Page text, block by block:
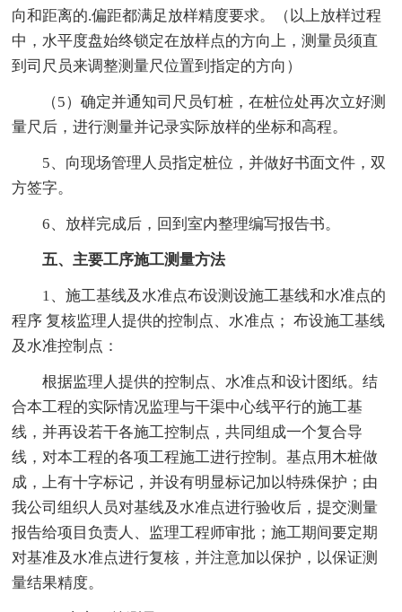
向和距离的.偏距都满足放样精度要求。（以上放样过程
中，水平度盘始终锁定在放样点的方向上，测量员须直
到司尺员来调整测量尺位置到指定的方向）
（5）确定并通知司尺员钉桩，在桩位处再次立好测
量尺后，进行测量并记录实际放样的坐标和高程。
5、向现场管理人员指定桩位，并做好书面文件，双
方签字。
6、放样完成后，回到室内整理编写报告书。
五、主要工序施工测量方法
1、施工基线及水准点布设测设施工基线和水准点的
程序 复核监理人提供的控制点、水准点； 布设施工基线
及水准控制点：
根据监理人提供的控制点、水准点和设计图纸。结
合本工程的实际情况监理与干渠中心线平行的施工基
线，并再设若干各施工控制点，共同组成一个复合导
线，对本工程的各项工程施工进行控制。基点用木桩做
成，上有十字标记，并设有明显标记加以特殊保护；由
我公司组织人员对基线及水准点进行验收后，提交测量
报告给项目负责人、监理工程师审批；施工期间要定期
对基准及水准点进行复核，并注意加以保护，以保证测
量结果精度。